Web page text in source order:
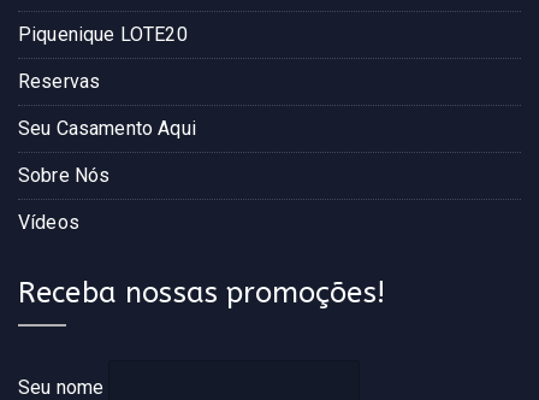
Piquenique LOTE20
Reservas
Seu Casamento Aqui
Sobre Nós
Vídeos
Receba nossas promoções!
Seu nome